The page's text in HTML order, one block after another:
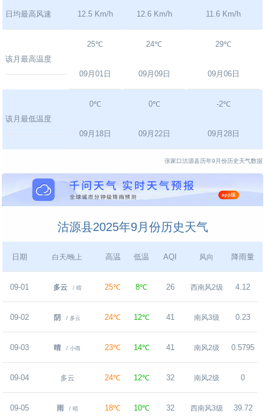
日均最高风速 12.5 Km/h 12.6 Km/h 11.6 Km/h
该月最高温度
25℃
09月01日
24℃
09月09日
29℃
09月06日
该月最低温度
0℃
09月18日
0℃
09月22日
-2℃
09月28日
张家口沽源县历年9月份历史天气数据
沽源县2025年9月份历史天气
日期 白天/晚上 高温 低温 AQI 风向 降雨量
09-01 多云 / 晴 25℃ 8℃ 26 西南风2级 4.12
09-02 阴 / 多云 24℃ 12℃ 41 南风3级 0.23
09-03 晴 / 小雨 23℃ 14℃ 41 南风2级 0.5795
09-04 多云 24℃ 12℃ 32 南风2级 0
09-05 雨 / 晴 18℃ 10℃ 32 西南风3级 39.72